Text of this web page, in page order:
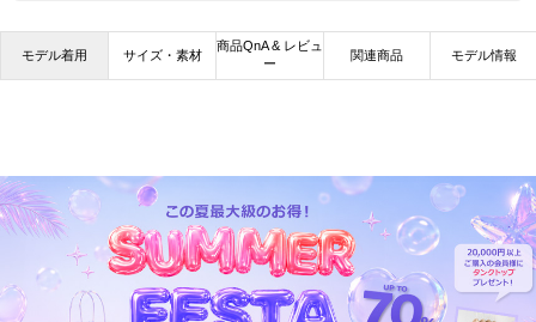
モデル着用 サイズ・素材
商品QnA & レビュ
ー
関連商品 モデル情報